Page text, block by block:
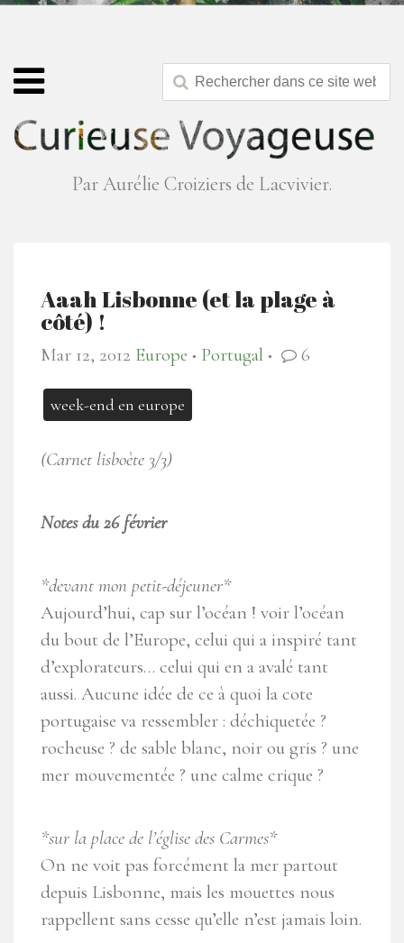
Par Aurélie Croiziers de Lacvivier.
Aaah Lisbonne (et la plage à
côté) !
Mar 12, 2012 Europe ● Portugal ● 6
week-end en europe
(Carnet lisboète 3/3)
Notes du 26 février
*devant mon petit-déjeuner*
Aujourd’hui, cap sur l’océan ! voir l’océan
du bout de l’Europe, celui qui a inspiré tant
d’explorateurs… celui qui en a avalé tant
aussi. Aucune idée de ce à quoi la cote
portugaise va ressembler : déchiquetée ?
rocheuse ? de sable blanc, noir ou gris ? une
mer mouvementée ? une calme crique ?
*sur la place de l’église des Carmes*
On ne voit pas forcément la mer partout
depuis Lisbonne, mais les mouettes nous
rappellent sans cesse qu’elle n’est jamais loin.